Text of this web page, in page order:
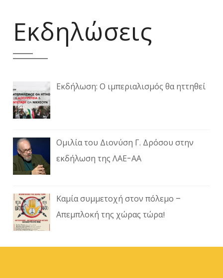
Εκδηλώσεις
Εκδήλωση: Ο ιμπεριαλισμός θα ηττηθεί
Ομιλία του Διονύση Γ. Δρόσου στην
εκδήλωση της ΛΑΕ-ΑΑ
Καμία συμμετοχή στον πόλεμο –
Απεμπλοκή της χώρας τώρα!